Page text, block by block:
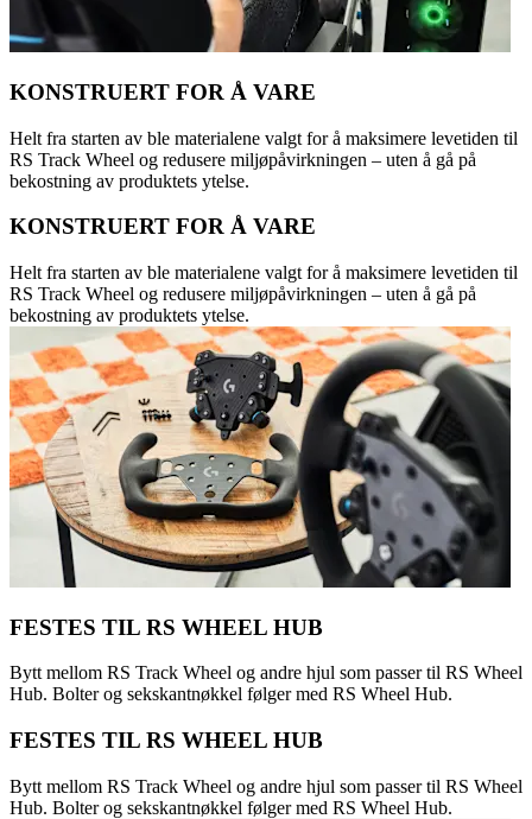
KONSTRUERT FOR Å VARE
Helt fra starten av ble materialene valgt for å maksimere levetiden til
RS Track Wheel og redusere miljøpåvirkningen – uten å gå på
bekostning av produktets ytelse.
KONSTRUERT FOR Å VARE
Helt fra starten av ble materialene valgt for å maksimere levetiden til
RS Track Wheel og redusere miljøpåvirkningen – uten å gå på
bekostning av produktets ytelse.
FESTES TIL RS WHEEL HUB
Bytt mellom RS Track Wheel og andre hjul som passer til RS Wheel
Hub. Bolter og sekskantnøkkel følger med RS Wheel Hub.
FESTES TIL RS WHEEL HUB
Bytt mellom RS Track Wheel og andre hjul som passer til RS Wheel
Hub. Bolter og sekskantnøkkel følger med RS Wheel Hub.